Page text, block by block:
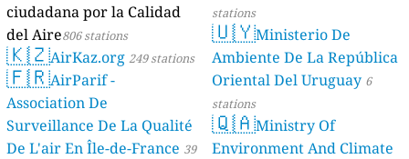
ciudadana por la Calidad
del Aire806 stations
🇰🇿AirKaz.org 249 stations
🇫🇷AirParif -
Association De
Surveillance De La Qualité
De L'air En Île-de-France 39
stations
🇺🇾Ministerio De
Ambiente De La República
Oriental Del Uruguay 6
stations
🇶🇦Ministry Of
Environment And Climate